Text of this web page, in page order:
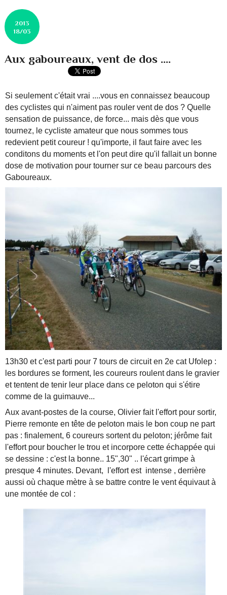
2013
18/03
Aux gaboureaux, vent de dos ....
Si seulement c'était vrai ....vous en connaissez beaucoup
des cyclistes qui n'aiment pas rouler vent de dos ? Quelle
sensation de puissance, de force... mais dès que vous
tournez, le cycliste amateur que nous sommes tous
redevient petit coureur ! qu'importe, il faut faire avec les
conditons du moments et l'on peut dire qu'il fallait un bonne
dose de motivation pour tourner sur ce beau parcours des
Gaboureaux.
13h30 et c'est parti pour 7 tours de circuit en 2e cat Ufolep :
les bordures se forment, les coureurs roulent dans le gravier
et tentent de tenir leur place dans ce peloton qui s'étire
comme de la guimauve...
Aux avant-postes de la course, Olivier fait l'effort pour sortir,
Pierre remonte en tête de peloton mais le bon coup ne part
pas : finalement, 6 coureurs sortent du peloton; jérôme fait
l'effort pour boucher le trou et incorpore cette échappée qui
se dessine : c'est la bonne.. 15",30" .. l'écart grimpe à
presque 4 minutes. Devant, l'effort est intense , derrière
aussi où chaque mètre à se battre contre le vent équivaut à
une montée de col :